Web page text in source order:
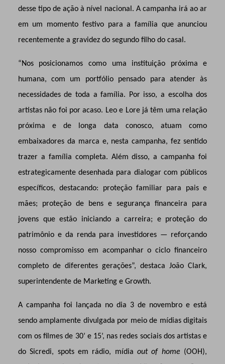
desse tipo de ação à nível nacional. A campanha irá ao ar
em um momento festivo para a família que anunciou
recentemente a gravidez do segundo filho do casal.
“Nos posicionamos como uma instituição próxima e
humana, com um portfólio pensado para atender às
necessidades de toda a família. Por isso, a escolha dos
artistas não foi por acaso. Leo e Lore já têm uma relação
próxima e de longa data conosco, atuam como
embaixadores da marca e, nesta campanha, fez sentido
trazer a família completa. Além disso, a campanha foi
estrategicamente desenhada para dialogar com públicos
específicos, destacando: proteção familiar para pais e
mães; proteção de bens e segurança financeira para
jovens que estão iniciando a carreira; e proteção do
patrimônio e da renda para investidores — reforçando
nosso compromisso em acompanhar o ciclo financeiro
completo de diferentes gerações”, destaca João Clark,
superintendente de Marketing e Growth.
A campanha foi lançada no dia 3 de novembro e está
sendo amplamente divulgada por meio de mídias digitais
com os filmes de 30’ e 15’, nas redes sociais dos artistas e
do Sicredi, spots em rádio, mídiaout of home (OOH),